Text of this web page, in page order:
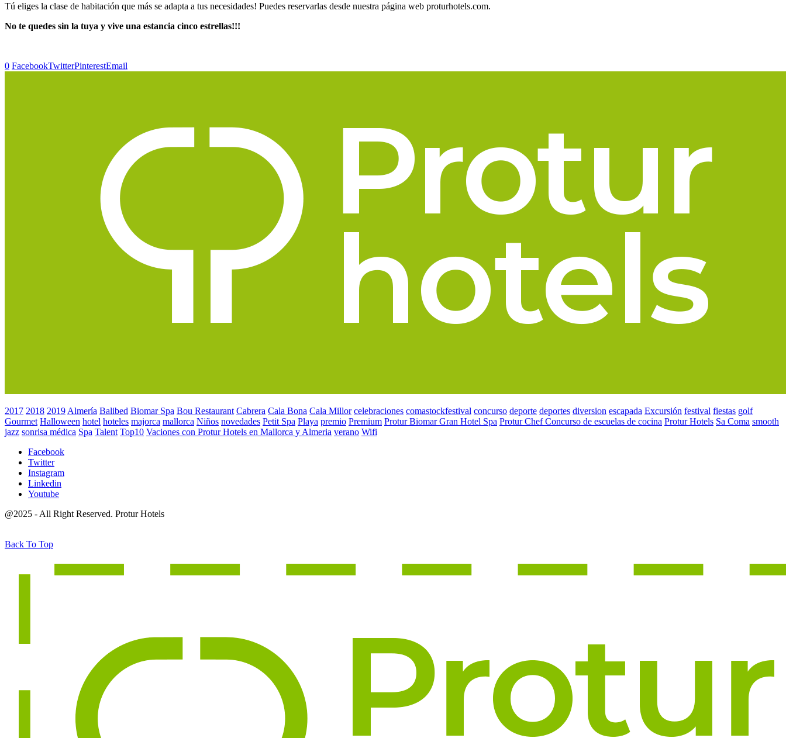
Tú eliges la clase de habitación que más se adapta a tus necesidades! Puedes reservarlas desde nuestra página web proturhotels.com.
No te quedes sin la tuya y vive una estancia cinco estrellas!!!
0 FacebookTwitterPinterestEmail
2017 2018 2019 Almería Balibed Biomar Spa Bou Restaurant Cabrera Cala Bona Cala Millor celebraciones comastockfestival concurso deporte deportes diversion escapada Excursión festival fiestas golf
Gourmet Halloween hotel hoteles majorca mallorca Niños novedades Petit Spa Playa premio Premium Protur Biomar Gran Hotel Spa Protur Chef Concurso de escuelas de cocina Protur Hotels Sa Coma smooth
jazz sonrisa médica Spa Talent Top10 Vaciones con Protur Hotels en Mallorca y Almeria verano Wifi
Facebook
Twitter
Instagram
Linkedin
Youtube
@2025 - All Right Reserved. Protur Hotels
Back To Top